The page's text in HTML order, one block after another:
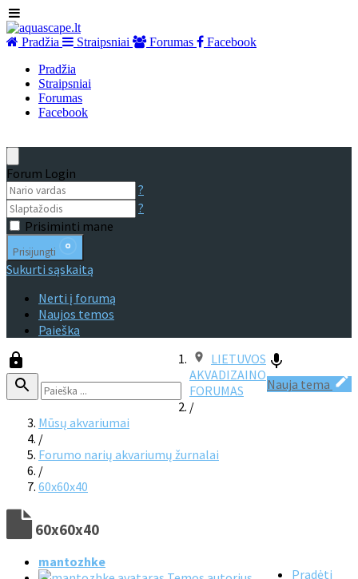
Pradžia Straipsniai Forumas
Facebook
Pradžia
Straipsniai
Forumas
Facebook
Forum Login
?
?
Prisiminti mane
Prisijungti
Sukurti sąskaitą
Nerti į forumą
Naujos temos
Paieška
Nauja tema
LIETUVOS
AKVADIZAINO
FORUMAS
/
Mūsų akvariumai
/
Forumo narių akvariumų žurnalai
/
60x60x40
60x60x40
Pradėti
mantozhke